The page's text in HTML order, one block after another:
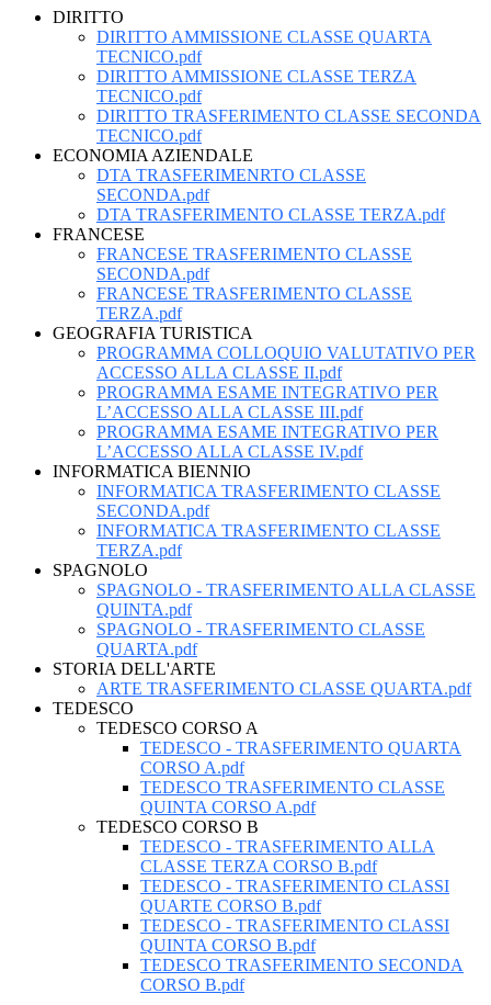
DIRITTO
DIRITTO AMMISSIONE CLASSE QUARTA
TECNICO.pdf
DIRITTO AMMISSIONE CLASSE TERZA
TECNICO.pdf
DIRITTO TRASFERIMENTO CLASSE SECONDA
TECNICO.pdf
ECONOMIA AZIENDALE
DTA TRASFERIMENRTO CLASSE
SECONDA.pdf
DTA TRASFERIMENTO CLASSE TERZA.pdf
FRANCESE
FRANCESE TRASFERIMENTO CLASSE
SECONDA.pdf
FRANCESE TRASFERIMENTO CLASSE
TERZA.pdf
GEOGRAFIA TURISTICA
PROGRAMMA COLLOQUIO VALUTATIVO PER
ACCESSO ALLA CLASSE II.pdf
PROGRAMMA ESAME INTEGRATIVO PER
L’ACCESSO ALLA CLASSE III.pdf
PROGRAMMA ESAME INTEGRATIVO PER
L’ACCESSO ALLA CLASSE IV.pdf
INFORMATICA BIENNIO
INFORMATICA TRASFERIMENTO CLASSE
SECONDA.pdf
INFORMATICA TRASFERIMENTO CLASSE
TERZA.pdf
SPAGNOLO
SPAGNOLO - TRASFERIMENTO ALLA CLASSE
QUINTA.pdf
SPAGNOLO - TRASFERIMENTO CLASSE
QUARTA.pdf
STORIA DELL'ARTE
ARTE TRASFERIMENTO CLASSE QUARTA.pdf
TEDESCO
TEDESCO CORSO A
TEDESCO - TRASFERIMENTO QUARTA
CORSO A.pdf
TEDESCO TRASFERIMENTO CLASSE
QUINTA CORSO A.pdf
TEDESCO CORSO B
TEDESCO - TRASFERIMENTO ALLA
CLASSE TERZA CORSO B.pdf
TEDESCO - TRASFERIMENTO CLASSI
QUARTE CORSO B.pdf
TEDESCO - TRASFERIMENTO CLASSI
QUINTA CORSO B.pdf
TEDESCO TRASFERIMENTO SECONDA
CORSO B.pdf